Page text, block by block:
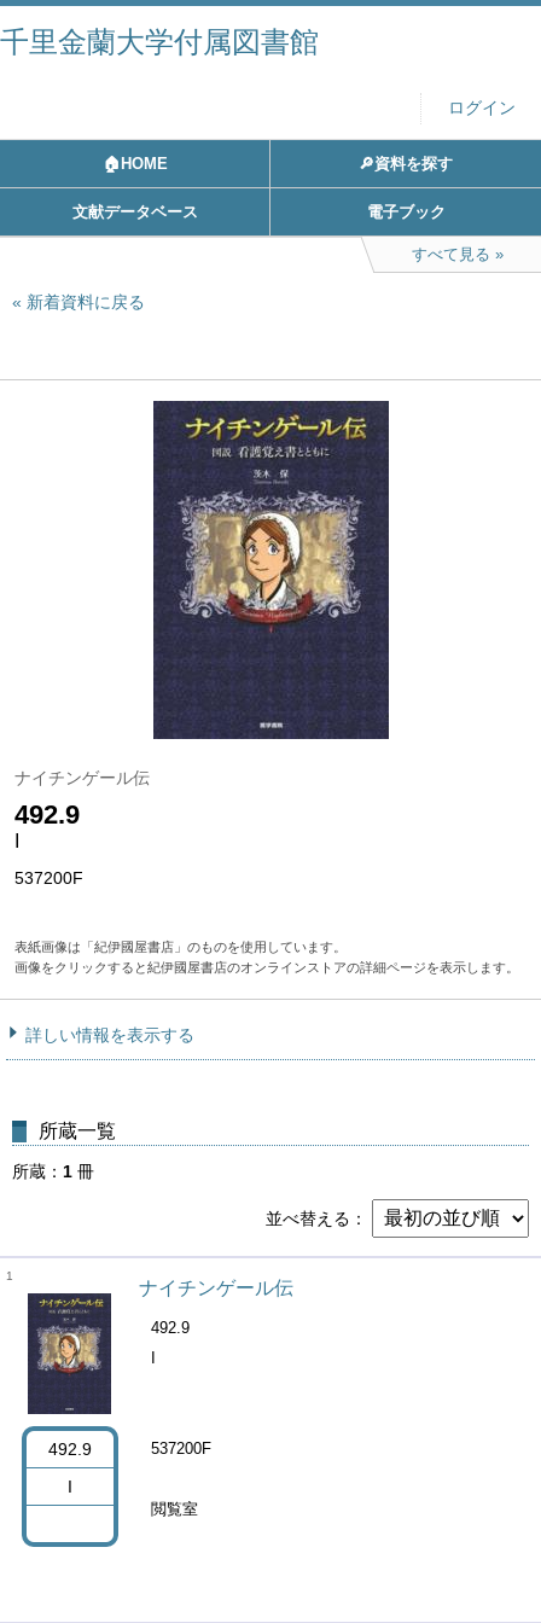
千里金蘭大学付属図書館
ログイン
🏠HOME 🔎資料を探す
文献データベース 電子ブック
すべて見る
新着資料に戻る
ナイチンゲール伝
492.9
537200F
表紙画像は「紀伊國屋書店」のものを使用しています。
画像をクリックすると紀伊國屋書店のオンラインストアの詳細ページを表示します。
詳しい情報を表示する
所蔵一覧
所蔵 1 冊
並べ替える
1
492.9
I
ナイチンゲール伝
492.9
537200F
閲覧室